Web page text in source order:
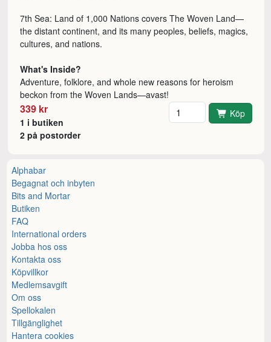
7th Sea: Land of 1,000 Nations covers The Woven Land—
the distant continent, and its many peoples, beliefs, magics,
cultures, and nations.
What's Inside?
Adventure, folklore, and whole new reasons for heroism
beckon from the Woven Lands—avast!
339 kr
1 i butiken
2 på postorder
Antal Köp
Alphabar
Begagnat och inbyten
Bits and Mortar
Butiken
FAQ
International orders
Jobba hos oss
Kontakta oss
Köpvillkor
Medlemsavgift
Om oss
Spellokalen
Tillgänglighet
Hantera cookies